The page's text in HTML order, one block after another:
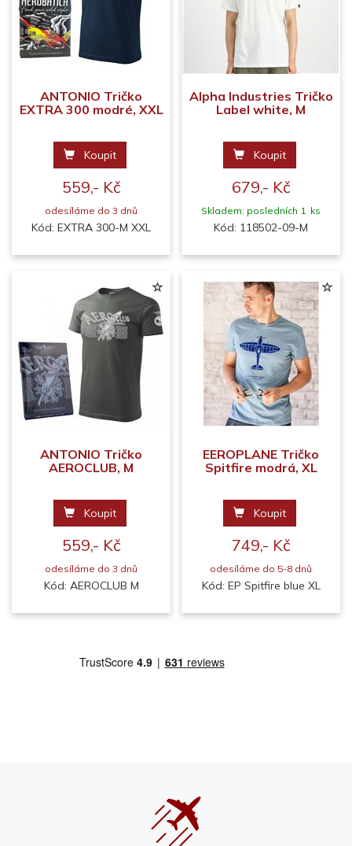
ANTONIO Tričko
EXTRA 300 modré, XXL
Koupit
559,- Kč
odesíláme do 3 dnů
Kód: EXTRA 300-M XXL
Alpha Industries Tričko
Label white, M
Koupit
679,- Kč
Skladem: posledních 1 ks
Kód: 118502-09-M
ANTONIO Tričko
AEROCLUB, M
Koupit
559,- Kč
odesíláme do 3 dnů
Kód: AEROCLUB M
EEROPLANE Tričko
Spitfire modrá, XL
Koupit
749,- Kč
odesíláme do 5-8 dnů
Kód: EP Spitfire blue XL